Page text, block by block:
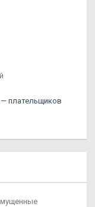
плательщиков